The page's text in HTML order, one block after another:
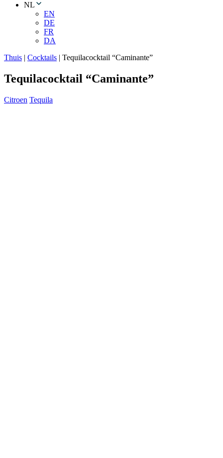
NL
EN
DE
FR
DA
Thuis | Cocktails | Tequilacocktail “Caminante”
Tequilacocktail “Caminante”
Citroen Tequila